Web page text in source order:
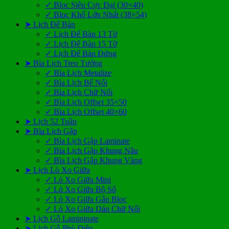
✓ Bloc Siêu Cực Đại (30×40)
✓ Bloc Khổ Lớn Nhất (38×54)
➤ Lịch Để Bàn
✓ Lịch Để Bàn 13 Tờ
✓ Lịch Để Bàn 15 Tờ
✓ Lịch Để Bàn Đứng
➤ Bìa Lịch Treo Tường
✓ Bìa Lịch Metalize
✓ Bìa Lịch Bế Nổi
✓ Bìa Lịch Chữ Nổi
✓ Bìa Lịch Offset 35×50
✓ Bìa Lịch Offset 40×60
➤ Lịch 52 Tuần
➤ Bìa Lịch Gập
✓ Bìa Lịch Gập Laminate
✓ Bìa Lịch Gập Khung Nâu
✓ Bìa Lịch Gập Khung Vàng
➤ Lịch Lò Xo Giữa
✓ Lò Xo Giữa Mini
✓ Lò Xo Giữa Bộ Số
✓ Lò Xo Giữa Gắn Bloc
✓ Lò Xo Giữa Dán Chữ Nổi
➤ Lịch Gỗ Lamininate